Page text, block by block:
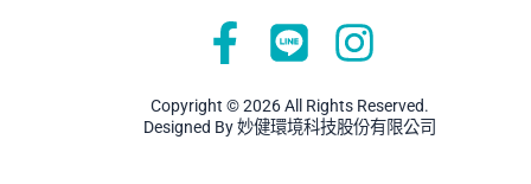
F
a
c
L
i
n
I
n
s
Copyright © 2026 All Rights Reserved.
Designed By 妙健環境科技股份有限公司